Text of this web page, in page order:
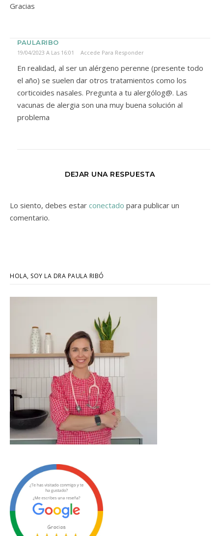
Gracias
PAULARIBO
19/04/2023 A Las 16:01 Accede Para Responder
En realidad, al ser un alérgeno perenne (presente todo
el año) se suelen dar otros tratamientos como los
corticoides nasales. Pregunta a tu alergólog@. Las
vacunas de alergia son una muy buena solución al
problema
DEJAR UNA RESPUESTA
Lo siento, debes estar conectado para publicar un
comentario.
HOLA, SOY LA DRA PAULA RIBÓ